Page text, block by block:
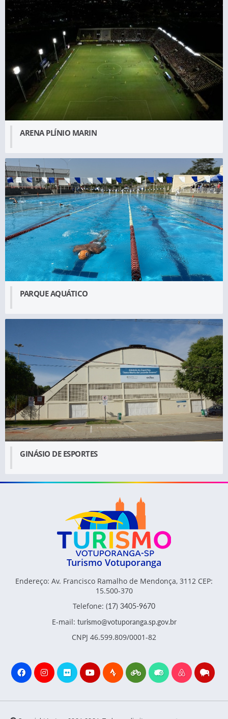
ARENA PLÍNIO MARIN
PARQUE AQUÁTICO
GINÁSIO DE ESPORTES
Turismo Votuporanga
Endereço: Av. Francisco Ramalho de Mendonça, 3112 CEP:
15.500-370
Telefone: (17) 3405-9670
E-mail: turismo@votuporanga.sp.gov.br
CNPJ 46.599.809/0001-82